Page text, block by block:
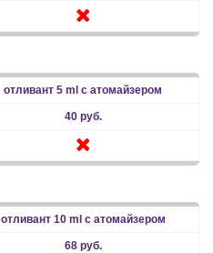
отливант 5 ml с атомайзером
40 руб.
отливант 10 ml с атомайзером
68 руб.